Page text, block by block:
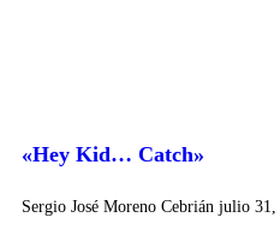
«Hey Kid… Catch»
Sergio José Moreno Cebrián julio 31,